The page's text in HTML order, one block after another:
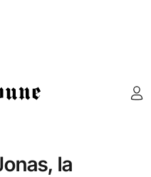
la